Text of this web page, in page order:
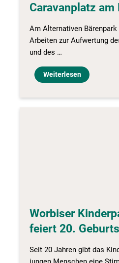
Caravanplatz am
Am Alternativen
Arbeiten zur Aufwertung
und des …
Weiterlesen
Worbiser
feiert 20.
Seit 20 Jahren gibt das